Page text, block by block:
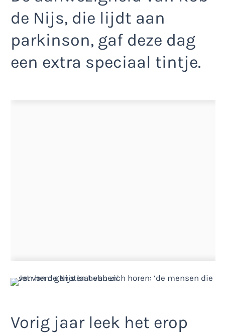
de Nijs, die lijdt aan
parkinson, gaf deze dag
een extra speciaal tintje.
Vorig jaar leek het erop